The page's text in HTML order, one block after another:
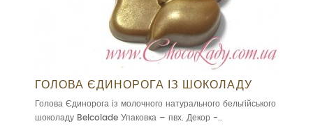
ГОЛОВА ЄДИНОРОГА ІЗ ШОКОЛАДУ
Голова Єдинорога із молочного натурального бельгійського
шоколаду Belcolade Упаковка – пвх. Декор -..